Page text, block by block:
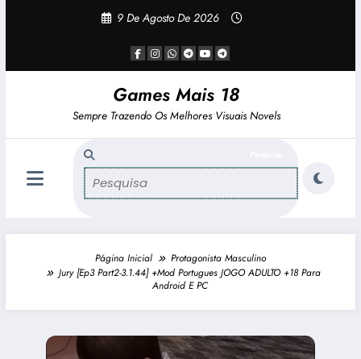
9 De Agosto De 2026
Games Mais 18
Sempre Trazendo Os Melhores Visuais Novels
Página Inicial
Protagonista Masculino
Jury [Ep3 Part2-3.1.44] +Mod Portugues JOGO ADULTO +18 Para
Android E PC